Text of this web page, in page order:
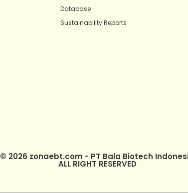
Database
Sustainability Reports
© 2026 zonaebt.com - PT Bala Biotech
ALL RIGHT RESERVED